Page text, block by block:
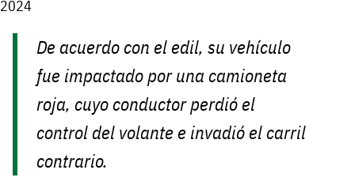
2024
De acuerdo con el edil, su vehículo
fue impactado por una camioneta
roja, cuyo conductor perdió el
control del volante e invadió el carril
contrario.